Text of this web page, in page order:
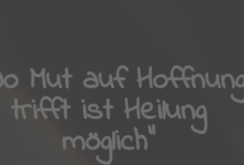
Mut auf Hoffnung
trifft ist Heilung
möglich“